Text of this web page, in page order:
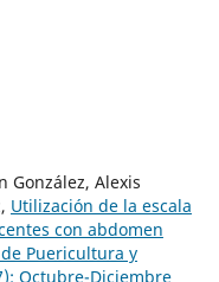
González, Alexis
Utilización de la escala
con abdomen
Puericultura y
Octubre-Diciembre